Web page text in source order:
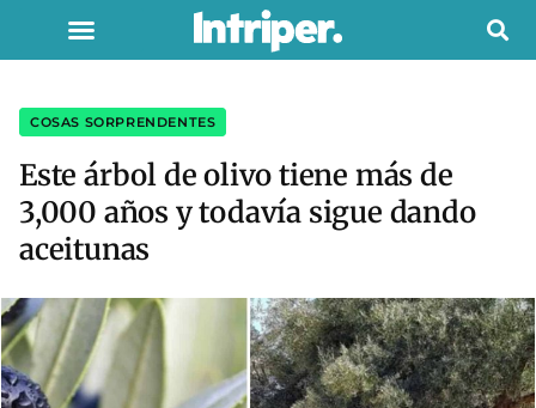
COSAS SORPRENDENTES
Este árbol de olivo tiene más de
3,000 años y todavía sigue dando
aceitunas